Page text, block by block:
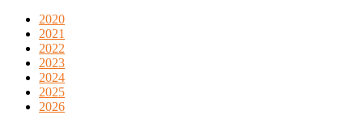
2020
2021
2022
2023
2024
2025
2026